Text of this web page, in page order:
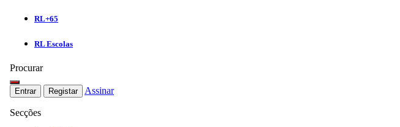
RL+65
RL Escolas
Procurar
Entrar Registar Assinar
Secções